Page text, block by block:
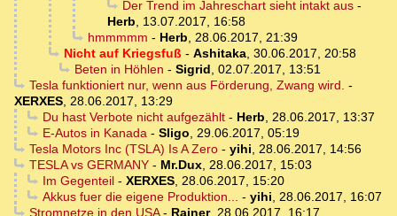
Der Trend im Jahreschart sieht intakt aus-
Herb, 13.07.2017, 16:58
hmmmmm - Herb, 28.06.2017, 21:39
Nicht auf Kriegsfuß- Ashitaka, 30.06.2017, 20:58
Beten in Höhlen - Sigrid, 02.07.2017, 13:51
Tesla funktioniert nur, wenn aus Förderung, Zwang wird. -
XERXES, 28.06.2017, 13:29
Du hast Verbote nicht aufgezählt- Herb, 28.06.2017, 13:37
E-Autos in Kanada- Sligo, 29.06.2017, 05:19
Tesla Motors Inc (TSLA) Is A Zero- yihi, 28.06.2017, 14:56
TESLA vs GERMANY- Mr.Dux, 28.06.2017, 15:03
Im Gegenteil- XERXES, 28.06.2017, 15:20
Akkus fuer die eigene Produktion... - yihi, 28.06.2017, 16:07
Stromnetze in den USA- Rainer, 28.06.2017, 16:17